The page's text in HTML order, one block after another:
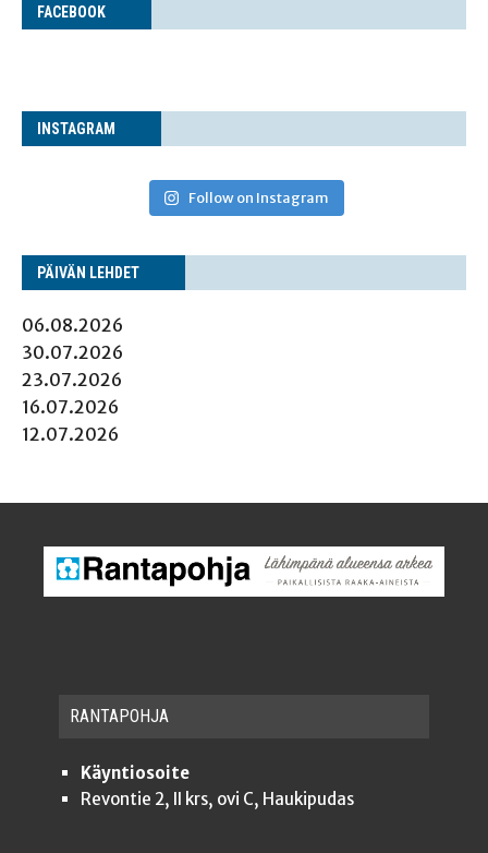
FACE­BOOK
INS­TA­GRAM
Follow on Instagram
PÄI­VÄN LEHDET
06.08.2026
30.07.2026
23.07.2026
16.07.2026
12.07.2026
RAN­TA­POH­JA
Käyntiosoite
Revontie 2, II krs, ovi C, Haukipudas